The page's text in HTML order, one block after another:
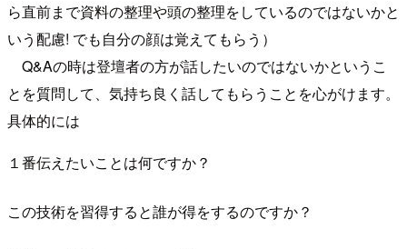
ら直前まで資料の整理や頭の整理をしているのではないかと
いう配慮! でも自分の顔は覚えてもらう）
Q&Aの時は登壇者の方が話したいのではないかというこ
とを質問して、気持ち良く話してもらうことを心がけます。
具体的には
１番伝えたいことは何ですか？
この技術を習得すると誰が得をするのですか？